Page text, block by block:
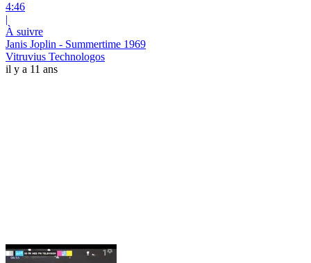
4:46
|
À suivre
Janis Joplin - Summertime 1969
Vitruvius Technologos
il y a 11 ans